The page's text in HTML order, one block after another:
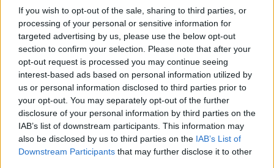
If you wish to opt-out of the sale, sharing to third parties, or
processing of your personal or sensitive information for
targeted advertising by us, please use the below opt-out
section to confirm your selection. Please note that after your
opt-out request is processed you may continue seeing
interest-based ads based on personal information utilized by
us or personal information disclosed to third parties prior to
your opt-out. You may separately opt-out of the further
disclosure of your personal information by third parties on the
IAB’s list of downstream participants. This information may
also be disclosed by us to third parties on the IAB’s List of
Downstream Participants that may further disclose it to other
Αναλυτικά η ανακοίνωση της ΠΑΣΚΕ
προς τον Νίκο Ανδρουλάκη
«ΠΑΝΕΛΛΗΝΙΑ ΑΓΩΝΙΣΤΙΚΗ
ΣΥΝΔΙΚΑΛΙΣΤΙΚΗ ΚΙΝΗΣΗ ΕΡΓΑΖΟΜΕΝΩΝ
(Π.Α.Σ.Κ.Ε.)
Προς: Πρόεδρο ΠΑΣΟΚ Νίκο Ανδρουλάκη
Κοιν.: Γ. Βαρδακαστάνη (επικεφαλής ΚΟΕΣ)
Α. Σπυρόπουλο (Γρ. ΠΑΣΟΚ)